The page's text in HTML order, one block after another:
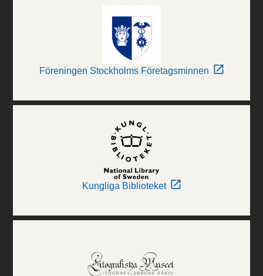
Föreningen Stockholms Företagsminnen
Kungliga Biblioteket